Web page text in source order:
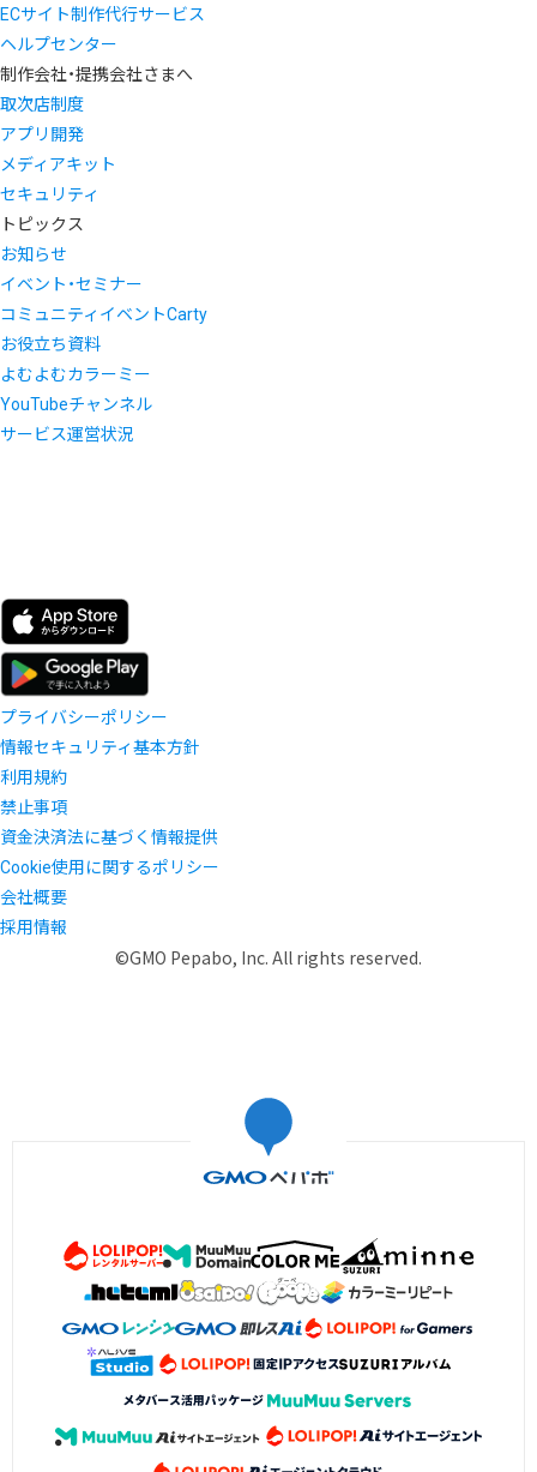
ECサイト制作代行サービス
ヘルプセンター
制作会社・提携会社さまへ
取次店制度
アプリ開発
メディアキット
セキュリティ
トピックス
お知らせ
イベント・セミナー
コミュニティイベントCarty
お役立ち資料
よむよむカラーミー
YouTubeチャンネル
サービス運営状況
プライバシーポリシー
情報セキュリティ基本方針
利用規約
禁止事項
資金決済法に基づく情報提供
Cookie使用に関するポリシー
会社概要
採用情報
©GMO Pepabo, Inc. All rights reserved.